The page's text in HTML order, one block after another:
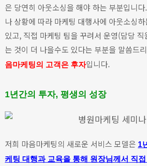
은 당연히 아웃소싱을 해야 하는 부분입니다.
나 상황에 따라 마케팅 대행사에 아웃소싱
있고, 직접 마케팅 팀을 꾸려서 운영(담당
는 것이 더 나을수도 있다는 부분을 말씀드
음마케팅의 고객은 후자입니다.
1년간의 투자, 평생의 성장
저희 마음마케팅의 새로운 서비스 모델은 1
케팅 대행과 교육을 통해 원장님께서 직